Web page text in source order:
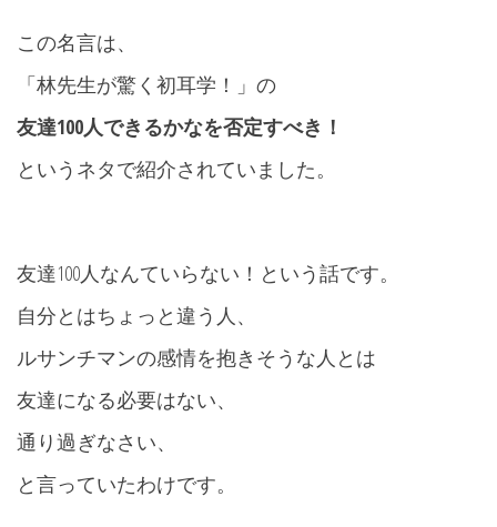
この名言は、
「林先生が驚く初耳学！」の
友達100人できるかなを否定すべき！
というネタで紹介されていました。
友達100人なんていらない！という話です。
自分とはちょっと違う人、
ルサンチマンの感情を抱きそうな人とは
友達になる必要はない、
通り過ぎなさい、
と言っていたわけです。